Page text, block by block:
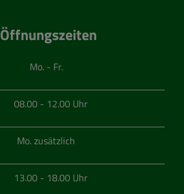
Öffnungszeiten
Mo. - Fr.
08.00 - 12.00 Uhr
Mo. zusätzlich
13.00 - 18.00 Uhr